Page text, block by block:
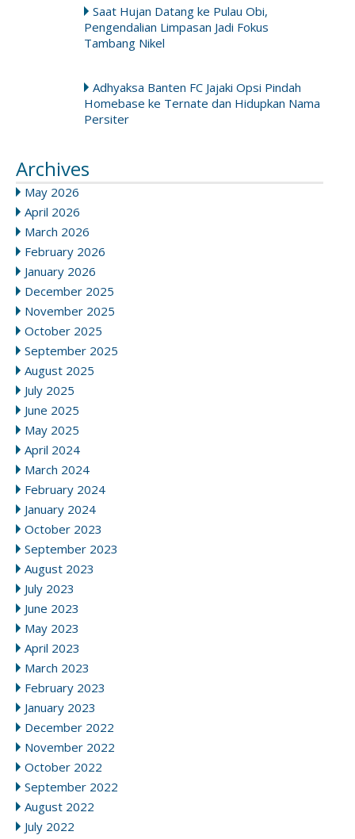
Saat Hujan Datang ke Pulau Obi,
Pengendalian Limpasan Jadi Fokus
Tambang Nikel
Adhyaksa Banten FC Jajaki Opsi Pindah
Homebase ke Ternate dan Hidupkan Nama
Persiter
Archives
May 2026
April 2026
March 2026
February 2026
January 2026
December 2025
November 2025
October 2025
September 2025
August 2025
July 2025
June 2025
May 2025
April 2024
March 2024
February 2024
January 2024
October 2023
September 2023
August 2023
July 2023
June 2023
May 2023
April 2023
March 2023
February 2023
January 2023
December 2022
November 2022
October 2022
September 2022
August 2022
July 2022